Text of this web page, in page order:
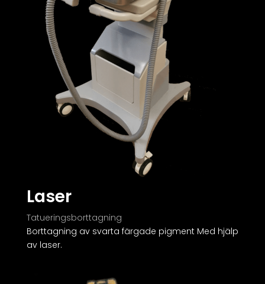
Laser
Tatueringsborttagning
Borttagning av svarta färgade pigment Med hjälp
av laser.